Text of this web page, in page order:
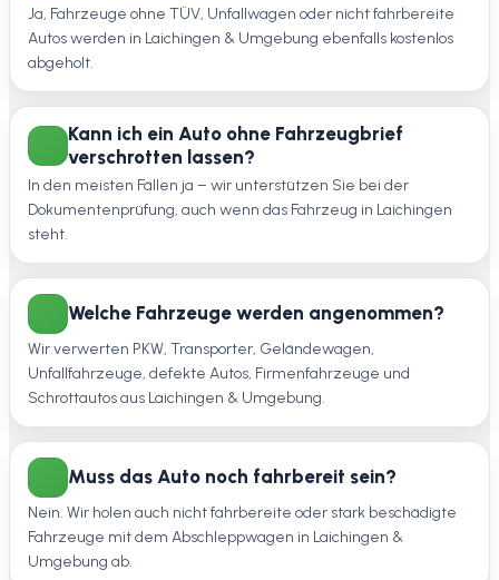
Ja, Fahrzeuge ohne TÜV, Unfallwagen oder nicht fahrbereite
Autos werden in Laichingen & Umgebung ebenfalls kostenlos
abgeholt.
Kann ich ein Auto ohne Fahrzeugbrief
verschrotten lassen?
In den meisten Fällen ja – wir unterstützen Sie bei der
Dokumentenprüfung, auch wenn das Fahrzeug in Laichingen
steht.
Welche Fahrzeuge werden angenommen?
Wir verwerten PKW, Transporter, Geländewagen,
Unfallfahrzeuge, defekte Autos, Firmenfahrzeuge und
Schrottautos aus Laichingen & Umgebung.
Muss das Auto noch fahrbereit sein?
Nein. Wir holen auch nicht fahrbereite oder stark beschädigte
Fahrzeuge mit dem Abschleppwagen in Laichingen &
Umgebung ab.